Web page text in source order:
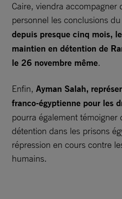
Caire, viendra accompagner
personnel les conclusions
depuis presque cinq mois,
maintien en détention de
le 26 novembre même.
Enfin, Ayman Salah,
franco-égyptienne pour les
pourra également témoigner
détention dans les prisons
répression en cours contre
humains.